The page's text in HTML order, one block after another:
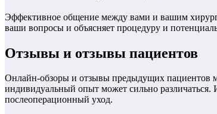
Эффективное общение между вами и вашим
ваши вопросы и объясняет процедуру и
Отзывы и отзывы пациентов
Онлайн-обзоры и отзывы предыдущих пациентов
индивидуальный опыт может сильно
послеоперационный уход.